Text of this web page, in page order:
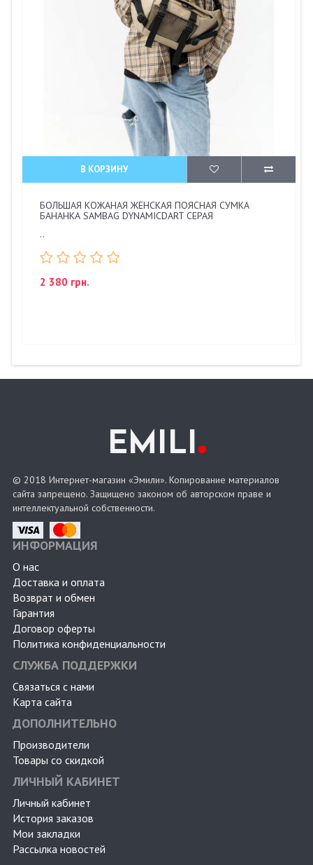
В КОРЗИНУ
БОЛЬШАЯ КОЖАНАЯ ЖЕНСКАЯ ПОЯСНАЯ СУМКА
БАНАНКА SAMBAG DYNAMICDART СЕРАЯ
..
2 380 грн.
EMILI.
© 2018 Интернет-магазин «Эмили». Копирование материалов
сайта запрещено. Защищено законом об авторском праве и
интеллектуальной собственности.
ИНФОРМАЦИЯ
О нас
Доставка и оплата
Возврат и обмен
Гарантия
Договор оферты
Политика конфиденциальности
СЛУЖБА ПОДДЕРЖКИ
Связаться с нами
Карта сайта
ДОПОЛНИТЕЛЬНО
Производители
Товары со скидкой
ЛИЧНЫЙ КАБИНЕТ
Личный кабинет
История заказов
Мои закладки
Рассылка новостей